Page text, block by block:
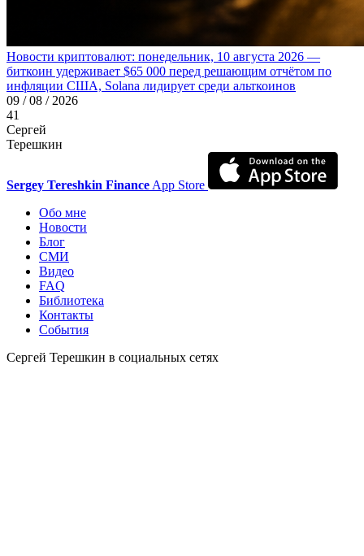
Новости криптовалют: понедельник, 10 августа 2026 —
биткоин удерживает $65 000 перед решающим отчётом по
инфляции США, Solana лидирует среди альткоинов
09 / 08 / 2026
41
Сергей
Терешкин
Sergey Tereshkin Finance App Store
Обо мне
Новости
Блог
СМИ
Видео
FAQ
Библиотека
Контакты
События
Сергей Терешкин в социальных сетях